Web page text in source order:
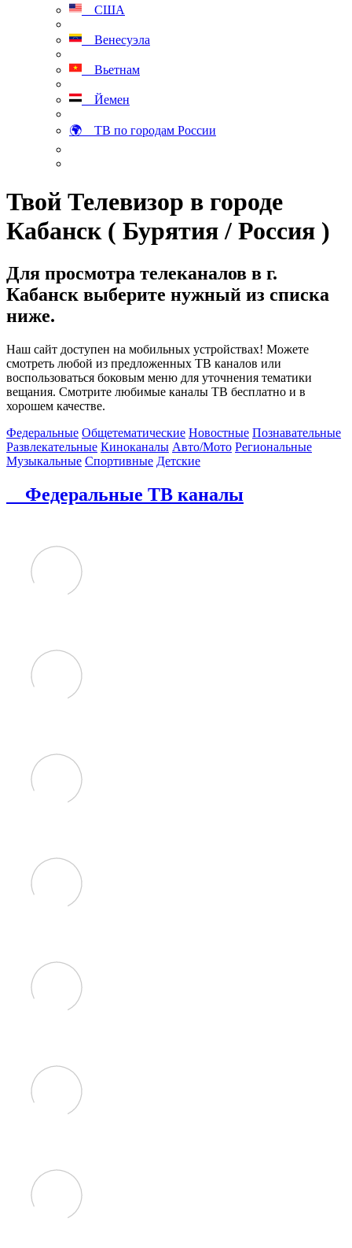
США
Венесуэла
Вьетнам
Йемен
🌍 ТВ по городам России
Твой Телевизор в городе
Кабанск ( Бурятия / Россия )
Для просмотра телеканалов в г.
Кабанск выберите нужный из списка
ниже.
Наш сайт доступен на мобильных устройствах! Можете
смотреть любой из предложенных ТВ каналов или
воспользоваться боковым меню для уточнения тематики
вещания. Смотрите любимые каналы ТВ бесплатно и в
хорошем качестве.
Федеральные Общетематические Новостные Познавательные
Развлекательные Киноканалы Авто/Мото Региональные
Музыкальные Спортивные Детские
Федеральные ТВ каналы